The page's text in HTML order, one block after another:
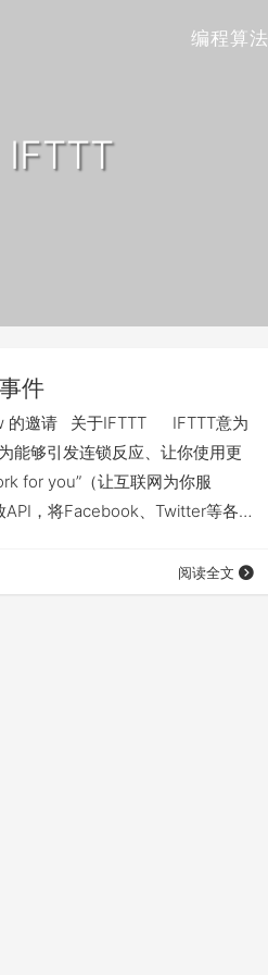
编程算法
IFTTT
件
的邀请 关于IFTTT IFTTT意为
能够引发连锁反应、让你使用更
for you”（让互联网为你服
，将Facebook、Twitter等各个
然…
阅读全文